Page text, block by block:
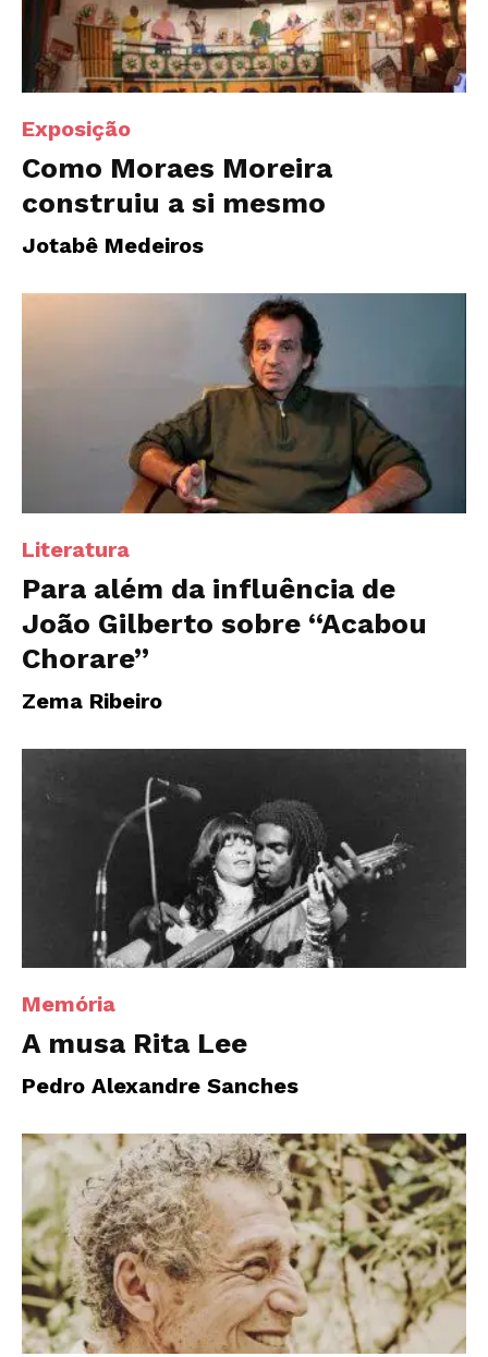
Exposição
Como Moraes Moreira
construiu a si mesmo
Jotabê Medeiros
Literatura
Para além da influência de
João Gilberto sobre “Acabou
Chorare”
Zema Ribeiro
Memória
A musa Rita Lee
Pedro Alexandre Sanches